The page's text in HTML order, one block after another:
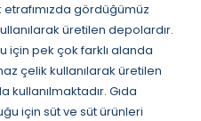
etrafımızda gördüğümüz
üretilen depolardır.
için pek çok farklı alanda
çelik kullanılarak üretilen
Gıda
için süt ve süt ürünleri